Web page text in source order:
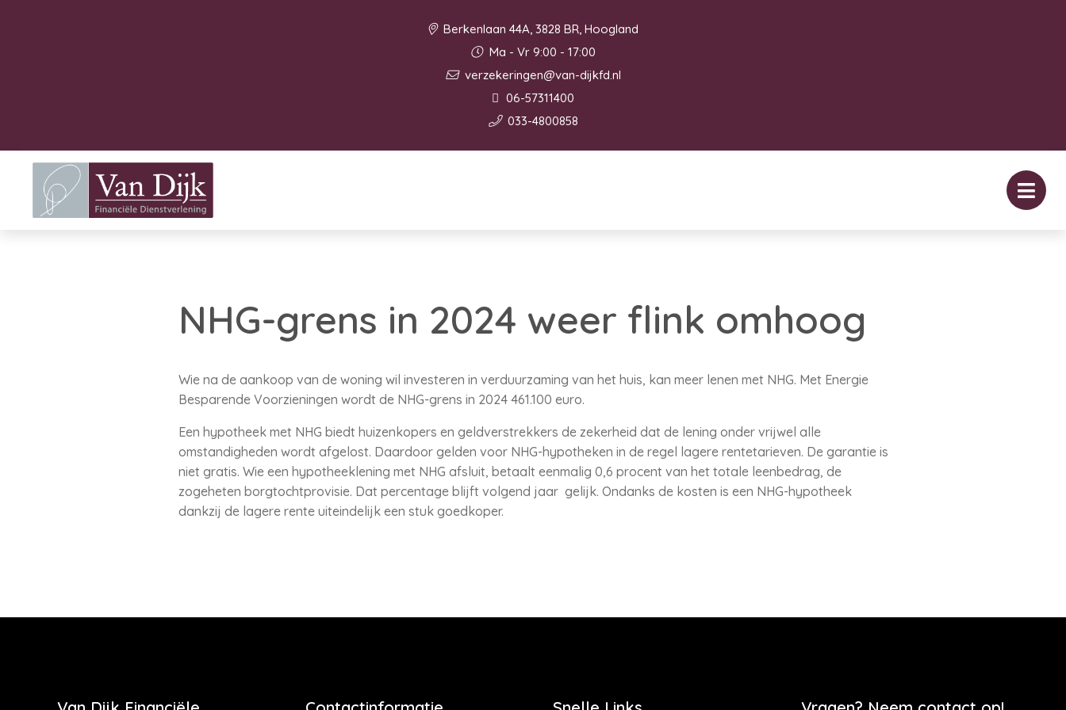
Berkenlaan 44A, 3828 BR, Hoogland
Ma - Vr 9:00 - 17:00
verzekeringen@van-dijkfd.nl
06-57311400
033-4800858
NHG-grens in 2024 weer flink omhoog
Wie na de aankoop van de woning wil investeren in verduurzaming van het huis, kan meer lenen met NHG. Met Energie
Besparende Voorzieningen wordt de NHG-grens in 2024 461.100 euro.
Een hypotheek met NHG biedt huizenkopers en geldverstrekkers de zekerheid dat de lening onder vrijwel alle
omstandigheden wordt afgelost. Daardoor gelden voor NHG-hypotheken in de regel lagere rentetarieven. De garantie is
niet gratis. Wie een hypotheeklening met NHG afsluit, betaalt eenmalig 0,6 procent van het totale leenbedrag, de
zogeheten borgtochtprovisie. Dat percentage blijft volgend jaar gelijk. Ondanks de kosten is een NHG-hypotheek
dankzij de lagere rente uiteindelijk een stuk goedkoper.